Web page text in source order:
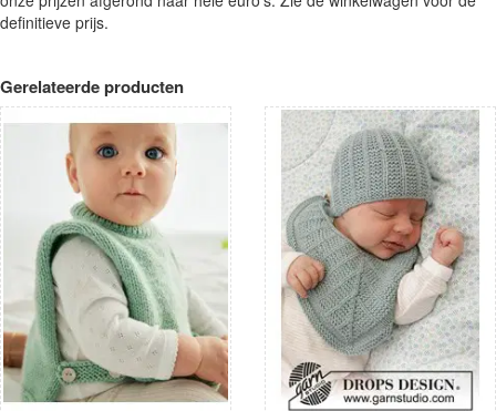
definitieve prijs.
Gerelateerde producten